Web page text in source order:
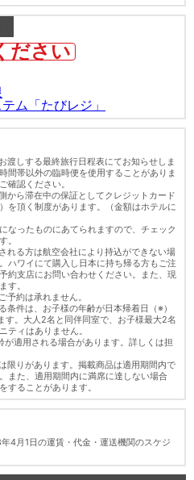
ださい
ム「たびレジ」
しする最終旅行日程表にてお知らせしま
間帯以外の臨時便を使用することがありま
確認ください。
から滞在中の保証としてクレジットカード
を頂く制度があります。（金額はホテルに
なったものにあてられますので、チェック
。
れる方は航空会社により持込ができない場
ハワイにて購入し日本に持ち帰る方もご注
約支店にお問い合わせください。また、現
す。
約は承れません。
件は、お子様の年齢が日本帰着日（※）
す。大人2名と同伴同室で、お子様最大2名
ティはありません。
適用される場合があります。詳しくは担
限りがあります。掲載商品は適用期間内で
また、適用期間内に満席に達しない場合
することがあります。
4月1日の運賃・代金・運送機関のスケジ